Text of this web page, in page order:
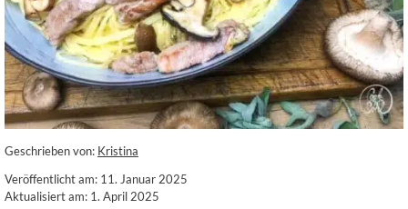
Geschrieben von: Kristina
Veröffentlicht am: 11. Januar 2025
Aktualisiert am: 1. April 2025